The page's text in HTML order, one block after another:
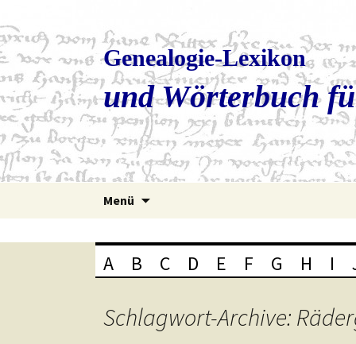
Genealogie-Lexikon
und Wörterbuch
Menü
A B C D E F G H I
Schlagwort-Archive: